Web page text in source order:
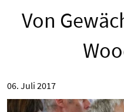
Von
06. Juli 2017